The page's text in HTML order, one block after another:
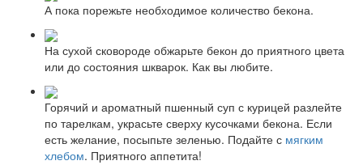
А пока порежьте необходимое количество бекона.
На сухой сковороде обжарьте бекон до приятного цвета
или до состояния шкварок. Как вы любите.
Горячий и ароматный пшенный суп с курицей разлейте
по тарелкам, украсьте сверху кусочками бекона. Если
есть желание, посыпьте зеленью. Подайте с мягким
хлебом. Приятного аппетита!